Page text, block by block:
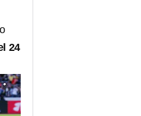
24